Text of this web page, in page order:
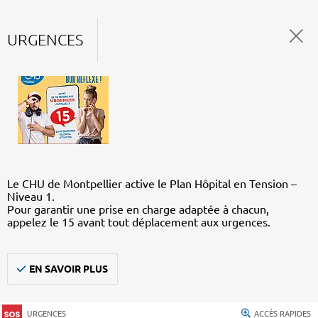
URGENCES
Le CHU de Montpellier active le Plan Hôpital en Tension –
Niveau 1.
Pour garantir une prise en charge adaptée à chacun,
appelez le 15 avant tout déplacement aux urgences.
EN SAVOIR PLUS
URGENCES ACCÈS RAPIDES